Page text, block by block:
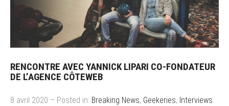
RENCONTRE AVEC YANNICK LIPARI CO-FONDATEUR
DE L’AGENCE CÔTEWEB
8 avril 2020 – Posted in: Breaking News, Geekeries, Interviews